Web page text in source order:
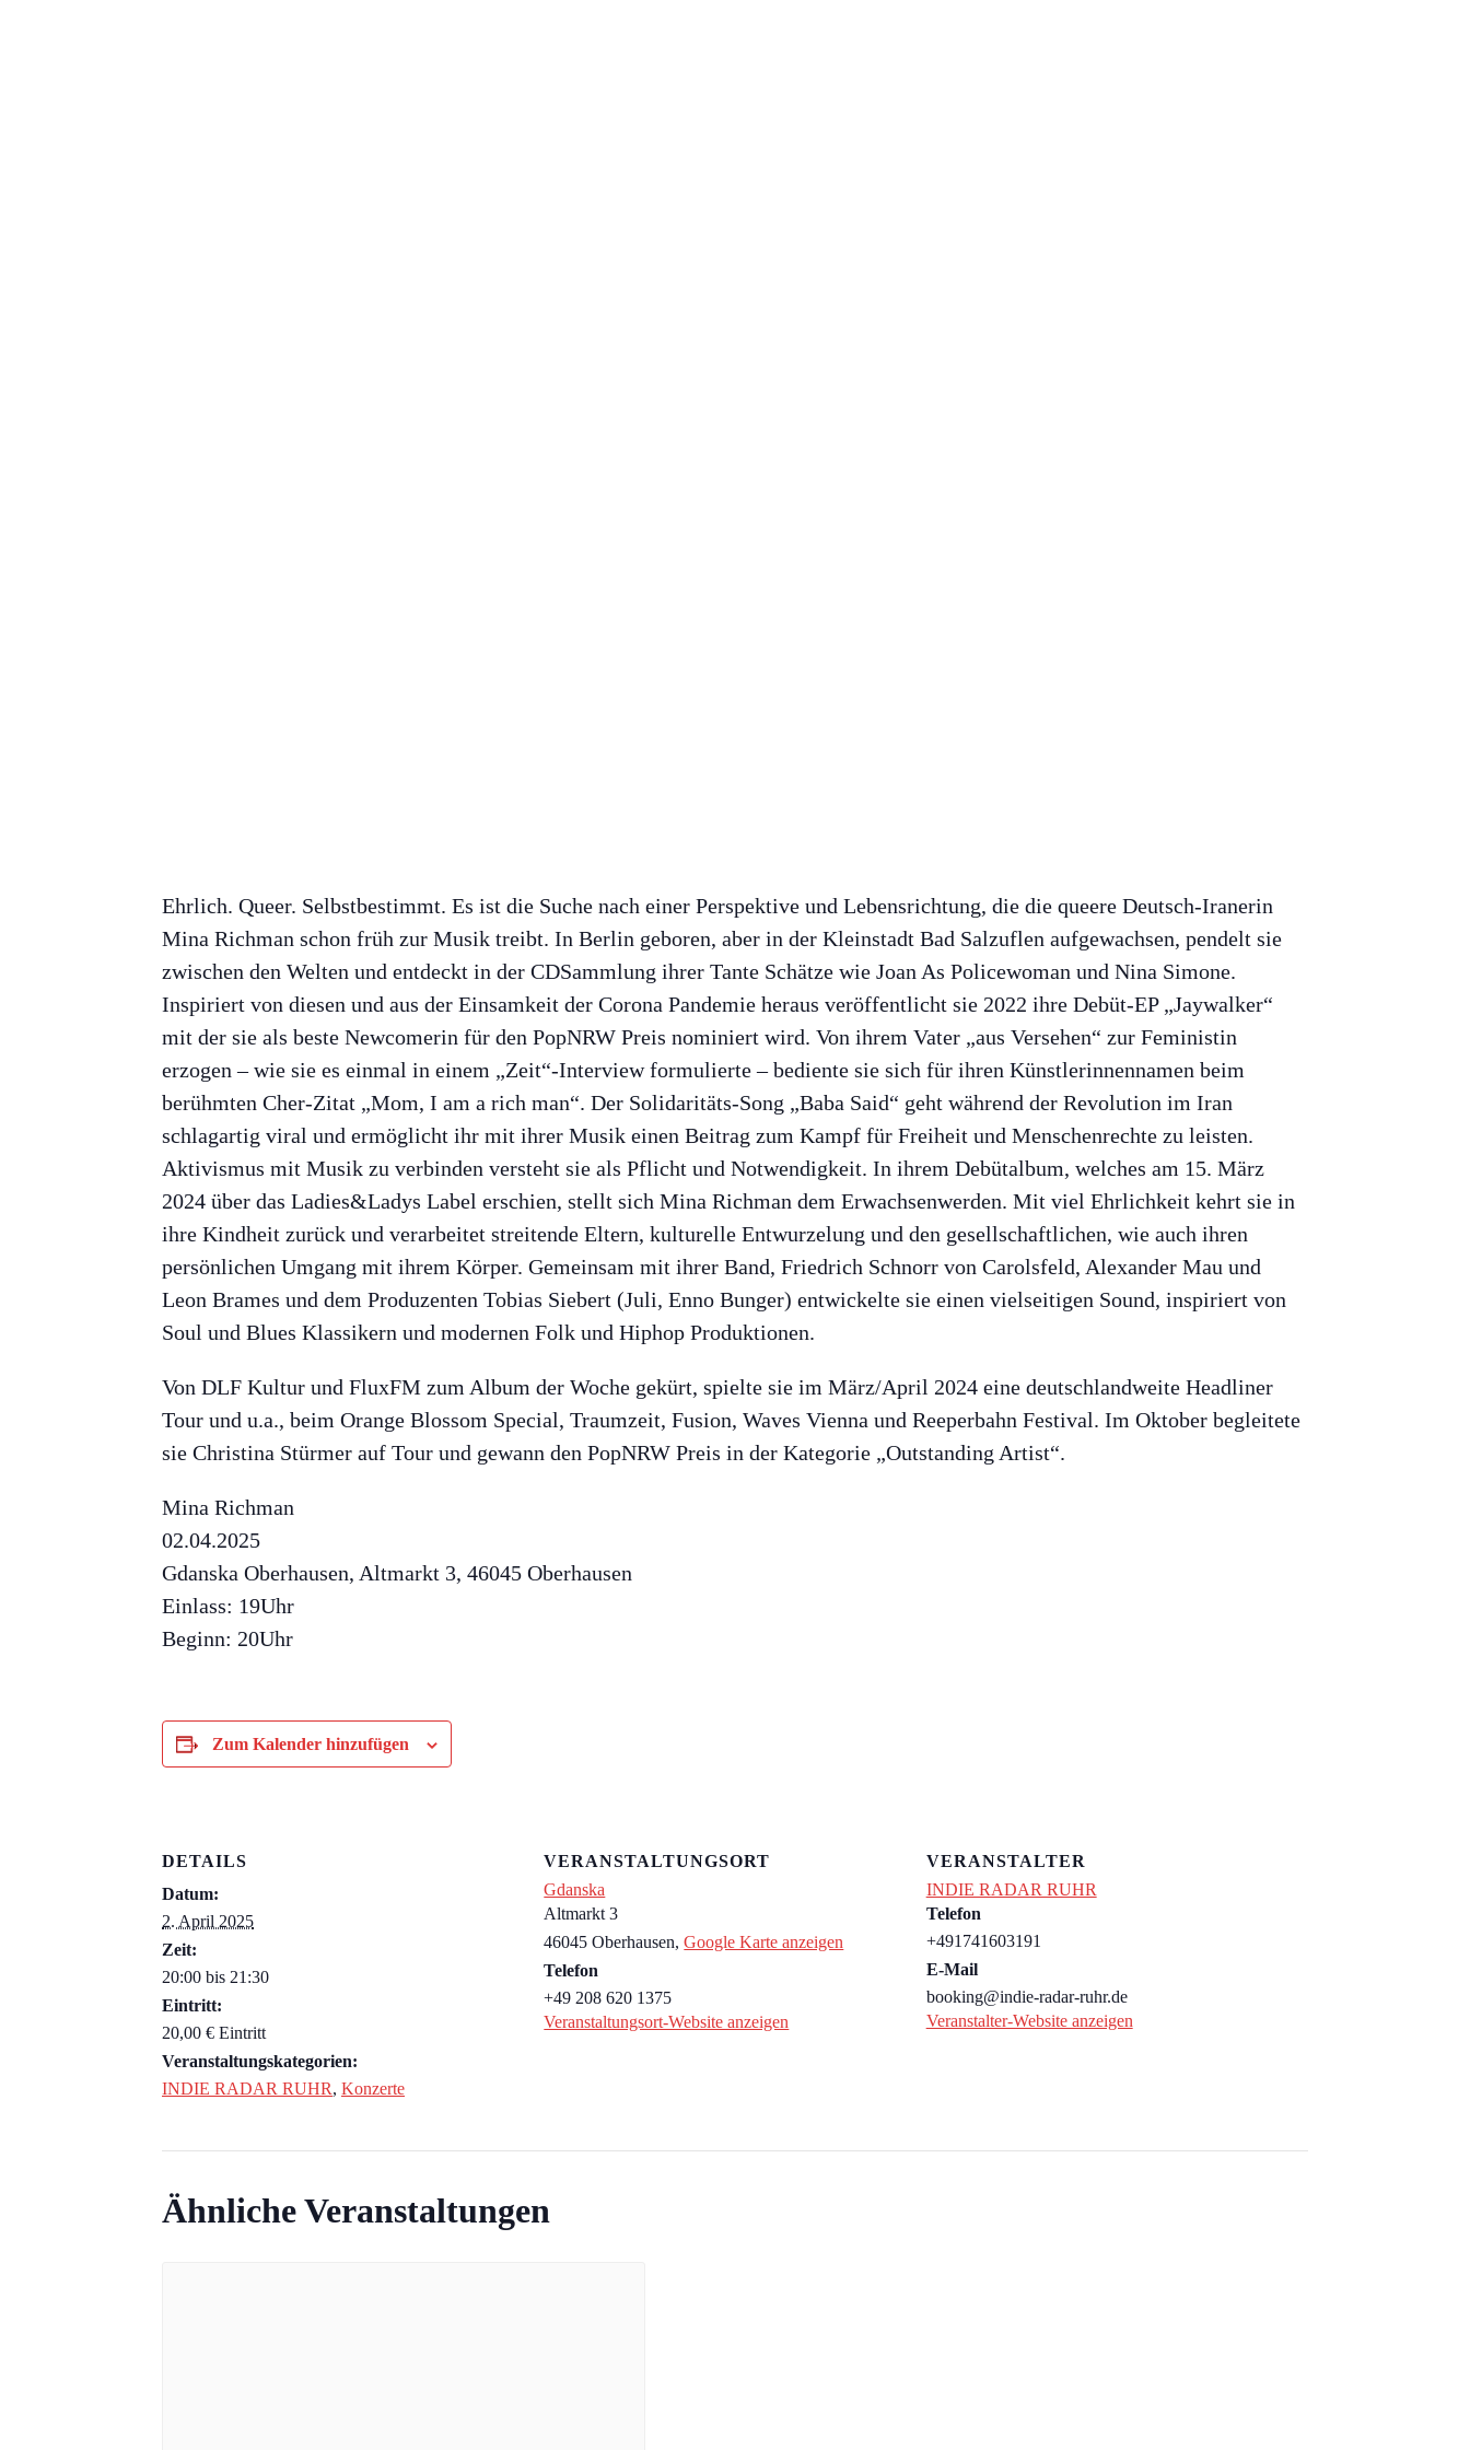
Ehrlich. Queer. Selbstbestimmt. Es ist die Suche nach einer Perspektive und Lebensrichtung, die die queere Deutsch-Iranerin
Mina Richman schon früh zur Musik treibt. In Berlin geboren, aber in der Kleinstadt Bad Salzuflen aufgewachsen, pendelt sie
zwischen den Welten und entdeckt in der CDSammlung ihrer Tante Schätze wie Joan As Policewoman und Nina Simone.
Inspiriert von diesen und aus der Einsamkeit der Corona Pandemie heraus veröffentlicht sie 2022 ihre Debüt-EP „Jaywalker“
mit der sie als beste Newcomerin für den PopNRW Preis nominiert wird. Von ihrem Vater „aus Versehen“ zur Feministin
erzogen – wie sie es einmal in einem „Zeit“-Interview formulierte – bediente sie sich für ihren Künstlerinnennamen beim
berühmten Cher-Zitat „Mom, I am a rich man“. Der Solidaritäts-Song „Baba Said“ geht während der Revolution im Iran
schlagartig viral und ermöglicht ihr mit ihrer Musik einen Beitrag zum Kampf für Freiheit und Menschenrechte zu leisten.
Aktivismus mit Musik zu verbinden versteht sie als Pflicht und Notwendigkeit. In ihrem Debütalbum, welches am 15. März
2024 über das Ladies&Ladys Label erschien, stellt sich Mina Richman dem Erwachsenwerden. Mit viel Ehrlichkeit kehrt sie in
ihre Kindheit zurück und verarbeitet streitende Eltern, kulturelle Entwurzelung und den gesellschaftlichen, wie auch ihren
persönlichen Umgang mit ihrem Körper. Gemeinsam mit ihrer Band, Friedrich Schnorr von Carolsfeld, Alexander Mau und
Leon Brames und dem Produzenten Tobias Siebert (Juli, Enno Bunger) entwickelte sie einen vielseitigen Sound, inspiriert von
Soul und Blues Klassikern und modernen Folk und Hiphop Produktionen.
Von DLF Kultur und FluxFM zum Album der Woche gekürt, spielte sie im März/April 2024 eine deutschlandweite Headliner
Tour und u.a., beim Orange Blossom Special, Traumzeit, Fusion, Waves Vienna und Reeperbahn Festival. Im Oktober begleitete
sie Christina Stürmer auf Tour und gewann den PopNRW Preis in der Kategorie „Outstanding Artist“.
Mina Richman
02.04.2025
Gdanska Oberhausen, Altmarkt 3, 46045 Oberhausen
Einlass: 19Uhr
Beginn: 20Uhr
Zum Kalender hinzufügen
DETAILS
Datum:
2. April 2025
Zeit:
20:00 bis 21:30
Eintritt:
20,00 € Eintritt
Veranstaltungskategorien:
INDIE RADAR RUHR, Konzerte
VERANSTALTUNGSORT
Gdanska
Altmarkt 3
46045 Oberhausen, Google Karte anzeigen
Telefon
+49 208 620 1375
Veranstaltungsort-Website anzeigen
VERANSTALTER
INDIE RADAR RUHR
Telefon
+491741603191
E-Mail
booking@indie-radar-ruhr.de
Veranstalter-Website anzeigen
Ähnliche Veranstaltungen